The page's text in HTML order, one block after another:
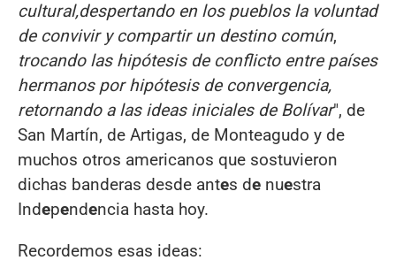
cultural,despertando en los pueblos la voluntad
de convivir y compartir un destino común,
trocando las hipótesis de conflicto entre países
hermanos por hipótesis de convergencia,
retornando a las ideas iniciales de Bolívar", de
San Martín, de Artigas, de Monteagudo y de
muchos otros americanos que sostuvieron
dichas banderas desde antes de nuestra
Independencia hasta hoy.
Recordemos esas ideas: